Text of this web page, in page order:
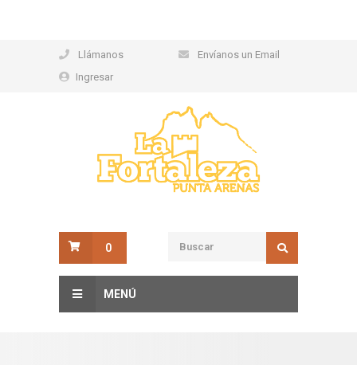
Llámanos
Envíanos un Email
Ingresar
0
MENÚ